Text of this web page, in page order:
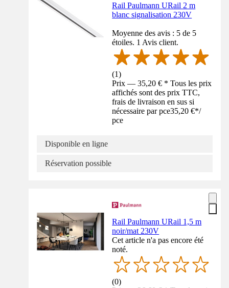
Rail Paulmann URail 2 m
blanc signalisation 230V
Moyenne des avis : 5 de 5
étoiles. 1 Avis client.
(1)
Prix — 35,20 € * Tous les prix
affichés sont des prix TTC,
frais de livraison en sus si
nécessaire par pce35,20 €*/
pce
Disponible en ligne
Réservation possible
Rail Paulmann URail 1,5 m
noir/mat 230V
Cet article n'a pas encore été
noté.
(0)